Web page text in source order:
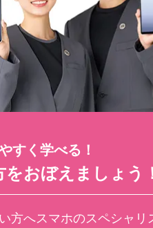
すく学べる！
おぼえましょう
方へスマホのスペシャリ